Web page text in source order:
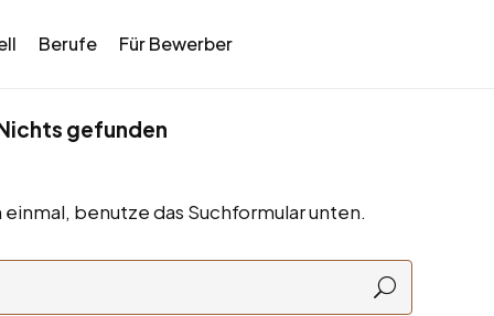
Berufe Für Bewerber
gefunden
benutze das Suchformular unten.